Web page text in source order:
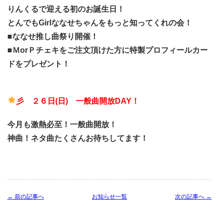
りんくるで迎える初のお誕生日！
とんでもGirlななせちゃんをもっと知ってくれの会！
■ななせ推し曲祭り開催！
■ＭorＰチェキをご注文頂けた方に特製プロフィールカー
ドをプレゼント！
彡 ２６日(日) 一般曲開放DAY！
今月も激熱必至！一般曲開放！
神曲！ネタ曲たくさんお待ちしてます！
← 前の記事へ 次の記事へ →
お知らせ一覧